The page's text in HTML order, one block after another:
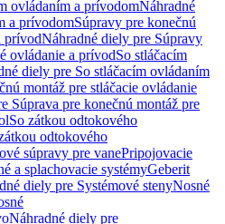
ovládaním a prívodomNáhradné
a prívodomSúpravy pre konečnú
prívodNáhradné diely pre Súpravy
ovládanie a prívodSo stláčacím
diely pre So stláčacím ovládaním
montáž pre stláčacie ovládanie
Súprava pre konečnú montáž pre
So zátkou odtokového
odtokového
súpravy pre vanePripojovacie
a splachovacie systémyGeberit
diely pre Systémové stenyNosné
Náhradné diely pre